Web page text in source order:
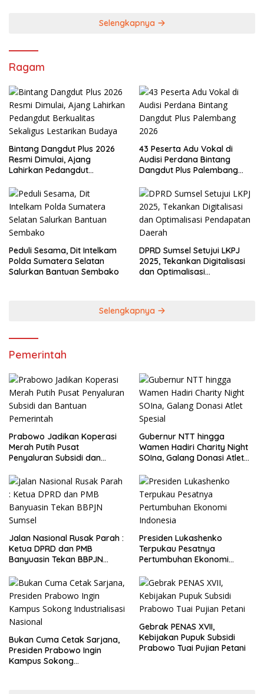
Selengkapnya
Ragam
Bintang Dangdut Plus 2026
Resmi Dimulai, Ajang
Lahirkan Pedangdut
Lestarikan Budaya
43 Peserta Adu Vokal di
Audisi Perdana Bintang
Dangdut Plus Palembang
Peduli Sesama, Dit Intelkam
Polda Sumatera Selatan
Salurkan Bantuan Sembako
DPRD Sumsel Setujui LKPJ
2025, Tekankan Digitalisasi
dan Optimalisasi
Selengkapnya
Pemerintah
Prabowo Jadikan Koperasi
Merah Putih Pusat
Penyaluran Subsidi dan
Gubernur NTT hingga
Wamen Hadiri Charity Night
SOIna, Galang Donasi Atlet
Jalan Nasional Rusak Parah :
Ketua DPRD dan PMB
Banyuasin Tekan BBPJN
Presiden Lukashenko
Terpukau Pesatnya
Pertumbuhan Ekonomi
Bukan Cuma Cetak Sarjana,
Presiden Prabowo Ingin
Kampus Sokong
Gebrak PENAS XVII,
Kebijakan Pupuk Subsidi
Prabowo Tuai Pujian Petani